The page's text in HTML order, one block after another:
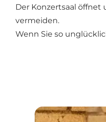
Der Konzertsaal öffnet
vermeiden.
Wenn Sie so